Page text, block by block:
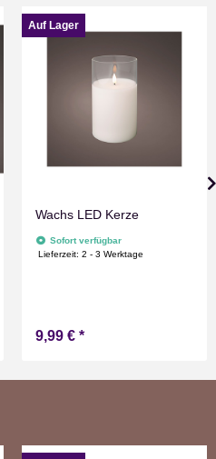
Auf Lager
Wachs LED Kerze
Sofort verfügbar
Lieferzeit:2 - 3 Werktage
9,99 € *